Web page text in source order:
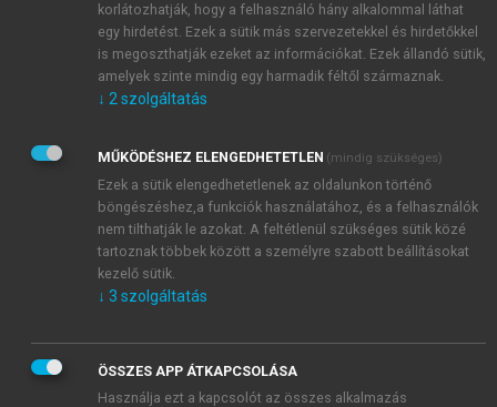
Kérek értesítést a MeRSZ újdonságairól, akcióiról.
Kérek értesítést az Akadémiai Kiadó Zrt. újdonságairól,
Adatkezelési tájékoztatóbanfoglaltakat tudomásul
veszem és elfogadom.
Általános vásárlási feltételeket, valamint a szotar.netés a
mersz.huoldalak licencszerződéseiben foglaltakat
tudomásul veszem és elfogadom.
KIPRÓBÁLOM
korlátozhatják, hogy a felhasználó hány alkalommal láthat
egy hirdetést. Ezek a sütik más szervezetekkel és hirdetőkkel
is megoszthatják ezeket az információkat. Ezek állandó sütik,
amelyek szinte mindig egy harmadik féltől származnak.
↓ 2 szolgáltatás
MŰKÖDÉSHEZ ELENGEDHETETLEN (mindig szükséges)
Ezek a sütik elengedhetetlenek az oldalunkon történő
böngészéshez,a funkciók használatához, és a felhasználók
nem tilthatják le azokat. A feltétlenül szükséges sütik közé
tartoznak többek között a személyre szabott beállításokat
kezelő sütik.
↓ 3 szolgáltatás
ÖSSZES APP ÁTKAPCSOLÁSA
Használja ezt a kapcsolót az összes alkalmazás